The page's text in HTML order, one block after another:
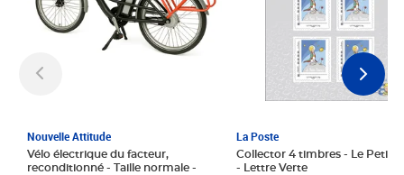
Nouvelle Attitude
Vélo électrique du facteur,
reconditionné - Taille normale -
La Poste
Collector 4 timbres - Le Petit
- Lettre Verte